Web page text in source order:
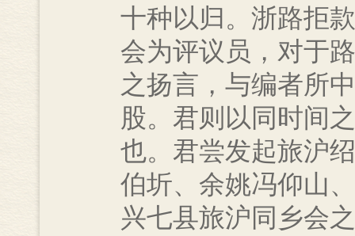
十种以归。浙路拒
会为评议员，对于
之扬言，与编者所
股。君则以同时间
也。君尝发起旅沪
伯圻、余姚冯仰山
兴七县旅沪同乡会